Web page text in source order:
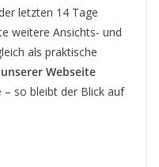
letzten 14 Tage
weitere Ansichts- und
als praktische
Webseite
so bleibt der Blick auf